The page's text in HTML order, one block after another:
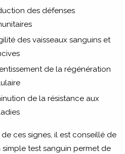
des défenses
des vaisseaux sanguins et
de la régénération
de la résistance aux
ces signes, il est conseillé de
simple test sanguin permet de